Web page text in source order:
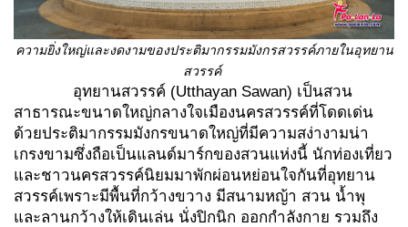
ความยิ่งใหญ่และงดงามของประติมากรรมมังกรสวรรค์ภายในอุทยาน
สวรรค์
อุทยานสวรรค์ (Utthayan Sawan) เป็นสวน
สาธารณะขนาดใหญ่กลางใจเมืองนครสวรรค์ที่โดดเด่น
ด้วยประติมากรรมมังกรขนาดใหญ่ที่มีความสง่างามน่า
เกรงขามซึ่งถือเป็นแลนด์มาร์กของสวนแห่งนี้ นักท่องเที่ยว
และชาวนครสวรรค์นิยมมาพักผ่อนหย่อนใจกันที่อุทยาน
สวรรค์เพราะมีพื้นที่กว้างขวาง มีสนามหญ้า สวน น้ำพุ
และลานกว้างให้เดินเล่น นั่งปิกนิก ออกกำลังกาย รวมถึง